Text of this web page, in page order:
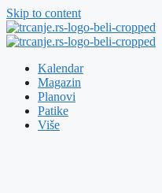
Skip to content
Kalendar
Magazin
Planovi
Patike
Više